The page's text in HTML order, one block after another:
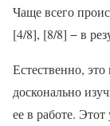
Чаще всего
[4/8], [8/8] − в
Естественно,
досконально
ее в работе.